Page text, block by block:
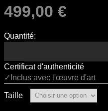
499,00 €
Quantité:
Certificat d'authenticité
✓Inclus avec l'œuvre d'art
Taille